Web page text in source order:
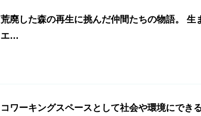
荒廃した森の再生に挑んだ仲間たちの物語。
エ…
コワーキングスペースとして社会や環境にでき